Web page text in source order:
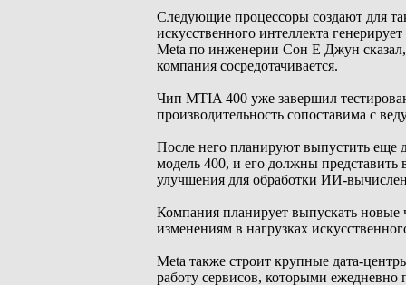
Следующие процессоры создают для
искусственного интеллекта
Meta по инженерии Сон Е Джун сказал,
компания сосредотачивается.
Чип MTIA 400 уже завершил
производительность сопоставима с
После него планируют выпустить еще
модель 400, и его должны
улучшения для обработки ИИ-
Компания планирует выпускать новые
изменениям в нагрузках
Meta также строит крупные дата-
работу сервисов, которыми